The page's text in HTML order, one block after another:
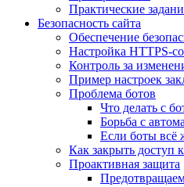
Практические
Безопасность сайта
Обеспечение
Настройка HTTPS-
Контроль за
Пример настроек
Проблема ботов
Что делать с
Борьба с
Если боты всё
Как закрыть доступ
Проактивная защита